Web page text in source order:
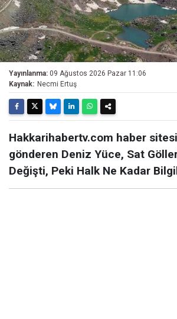
Yayınlanma: 09 Ağustos 2026 Pazar 11:06
Kaynak: Necmi Ertuş
Hakkarihabertv.com haber
gönderen Deniz Yüce, Sat
Değişti, Peki Halk Ne Kadar